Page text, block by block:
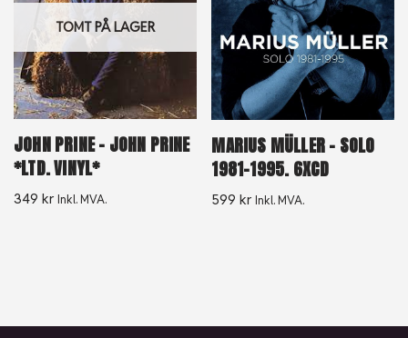
TOMT PÅ LAGER
JOHN PRINE – JOHN PRINE
*LTD. VINYL*
349 kr Inkl. MVA.
MARIUS MÜLLER ‎– SOLO
1981-1995. 6XCD
599kr Inkl. MVA.